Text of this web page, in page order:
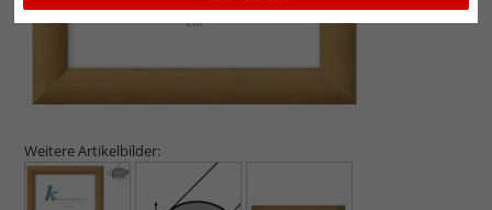
Weitere Artikelbilder: